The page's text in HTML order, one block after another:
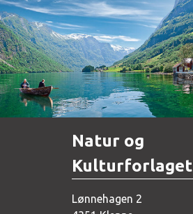
Norway
Natur og
Kulturforlaget
Lønnehagen 2